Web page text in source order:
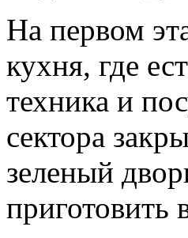
На первом
кухня, где
техника и
сектора
зеленый